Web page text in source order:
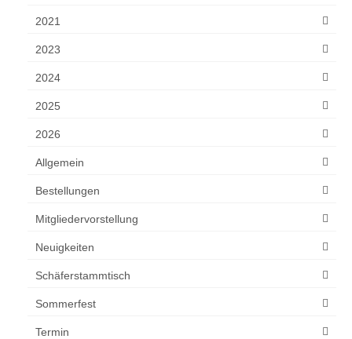
2021
2023
2024
2025
2026
Allgemein
Bestellungen
Mitgliedervorstellung
Neuigkeiten
Schäferstammtisch
Sommerfest
Termin